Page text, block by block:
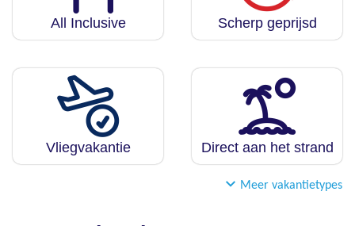
All Inclusive Scherp geprijsd
Vliegvakantie Direct aan het strand
Meer vakantietypes